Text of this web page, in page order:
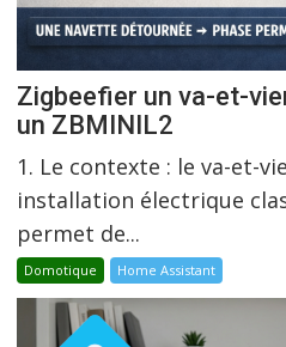
Zigbeefier un va-et-
un ZBMINIL2
1. Le contexte : le va-et-
installation électrique
permet de...
Domotique Home Assistant